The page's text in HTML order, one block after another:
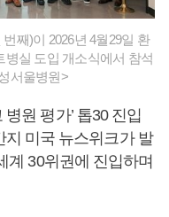
째)이 2026년 4월29일 환
병실 도입 개소식에서 참석
서울병원>
원 평가’ 톱30 진입
미국 뉴스위크가 발
계 30위권에 진입하며